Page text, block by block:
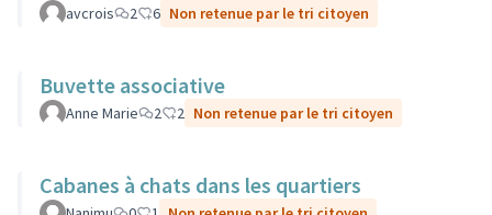
avcrois 2 6 Non retenue par le tri citoyen
Buvette associative
Anne Marie 2 2 Non retenue par le tri citoyen
Cabanes à chats dans les quartiers